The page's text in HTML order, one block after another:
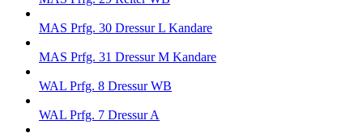
MAS Prfg. 30 Dressur L Kandare
MAS Prfg. 31 Dressur M Kandare
WAL Prfg. 8 Dressur WB
WAL Prfg. 7 Dressur A